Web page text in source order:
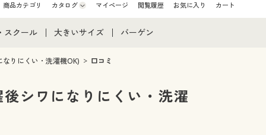
商品カテゴリ カタログ
カタログ・チラシからのご注文
マイページ 閲覧履歴 お気に入り カート
ト
スクール
スクールすべて
生服
大きいサイズ
大きいサイズ通販すべて
大きいサイズ レディース服
バーゲン
シークレットセール
りにくい・洗濯機OK) 口コミ
シワになりにくい・洗濯